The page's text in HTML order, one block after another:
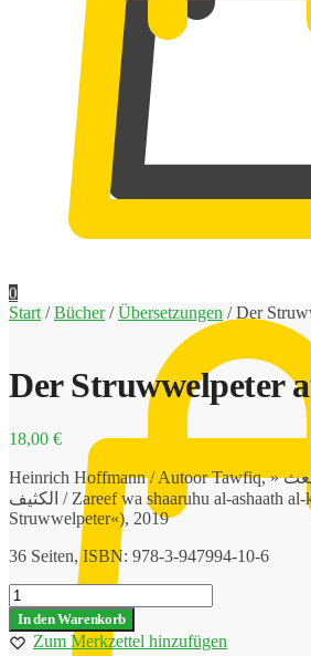
0
Start /Bücher/Übersetzungen /Der
Der Struwwelpeter
18,00 €
Heinrich Hoffmann / Autoor Tawfiq, » ظريف وشعره األشعث
الكثيف / Zareef wa shaaruhu al-ashaath al-katheef « (»Der
Struwwelpeter«), 2019
36 Seiten, ISBN: 978-3-947994-10-6
Der
Struwwelpeter
auf
Arabisch
In den Warenkorb
Zum Merkzettel hinzufügen